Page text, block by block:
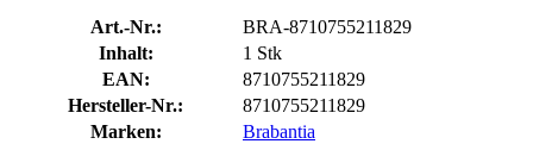
Art.-Nr.:
BRA-8710755211829
Inhalt:
1 Stk
EAN:
8710755211829
Hersteller-Nr.:
8710755211829
Marken:
Brabantia